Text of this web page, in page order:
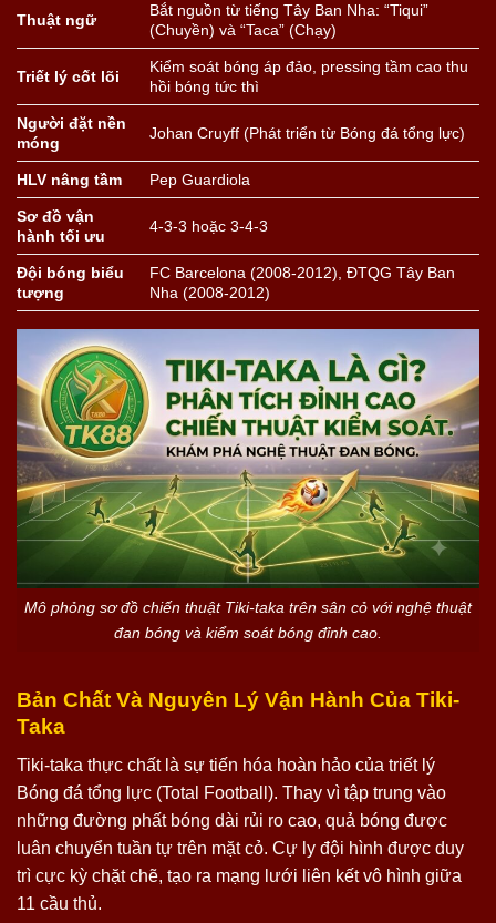
Thuật ngữ
Bắt nguồn từ tiếng Tây Ban Nha: “Tiqui”
(Chuyền) và “Taca” (Chạy)
Triết lý cốt lõi
Kiểm soát bóng áp đảo, pressing tầm cao thu
hồi bóng tức thì
Người đặt nền
móng
Johan Cruyff (Phát triển từ Bóng đá tổng lực)
HLV nâng tầm Pep Guardiola
Sơ đồ vận
hành tối ưu
4-3-3 hoặc 3-4-3
Đội bóng biểu
tượng
FC Barcelona (2008-2012), ĐTQG Tây Ban
Nha (2008-2012)
Mô phỏng sơ đồ chiến thuật Tiki-taka trên sân cỏ với nghệ thuật
đan bóng và kiểm soát bóng đỉnh cao.
Bản Chất Và Nguyên Lý Vận Hành Của Tiki-
Taka
Tiki-taka thực chất là sự tiến hóa hoàn hảo của triết lý
Bóng đá tổng lực (Total Football). Thay vì tập trung vào
những đường phất bóng dài rủi ro cao, quả bóng được
luân chuyển tuần tự trên mặt cỏ. Cự ly đội hình được duy
trì cực kỳ chặt chẽ, tạo ra mạng lưới liên kết vô hình giữa
11 cầu thủ.